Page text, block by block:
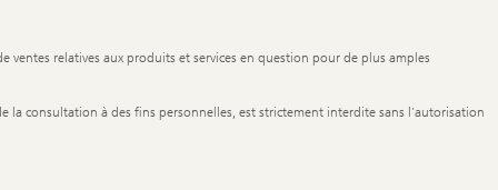
ventes relatives aux produits et services en question pour de plus amples
consultation à des fins personnelles, est strictement interdite sans l'autorisation